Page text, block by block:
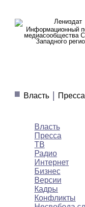
Информационный
медиасообщества
Западного
Власть
Пресса
Власть
Пресса
ТВ
Радио
Интернет
Бизнес
Версии
Кадры
Конфликты